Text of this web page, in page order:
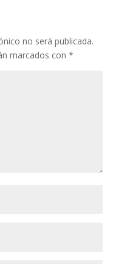
no será publicada.
marcados con *